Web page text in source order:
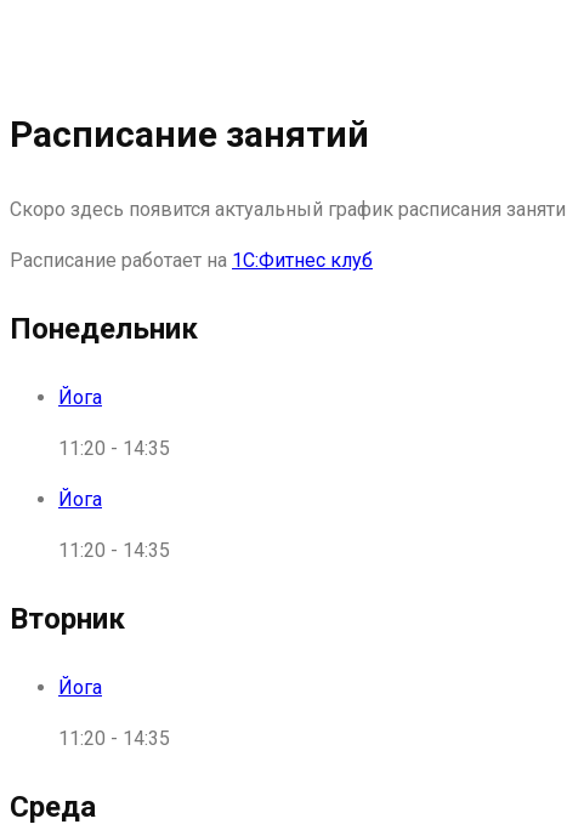
Расписание занятий
Скоро здесь появится актуальный график расписания
Расписание работает на 1С:Фитнес клуб
Понедельник
Йога
11:20 - 14:35
Йога
11:20 - 14:35
Вторник
Йога
11:20 - 14:35
Среда